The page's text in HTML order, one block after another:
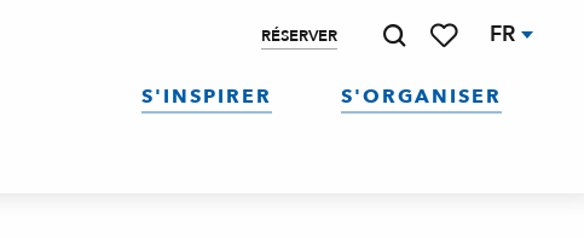
RÉSERVER FR
S'INSPIRER S'ORGANISER